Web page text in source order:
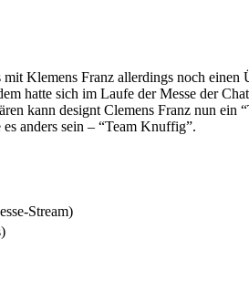
Klemens Franz allerdings noch einen
hatte sich im Laufe der Messe der
kann designt Clemens Franz nun ein
anders sein – “Team Knuffig”.
Stream)